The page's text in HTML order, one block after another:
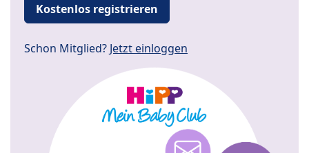
Kostenlos registrieren
Schon Mitglied? Jetzt einloggen